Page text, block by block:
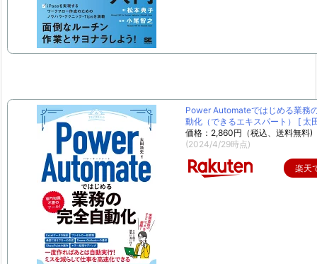
Power Automateではじめる業務
動化（できるエキスパート） [ 太
価格：2,860円（税込、送料無料)
(2024/4/29時点)
楽天